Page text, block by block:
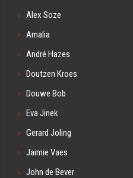
Alex Soze
Amalia
André Hazes
Doutzen Kroes
Douwe Bob
Eva Jinek
Gerard Joling
Jaimie Vaes
John de Bever